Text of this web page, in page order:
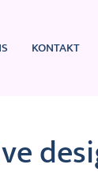
KONTAKT